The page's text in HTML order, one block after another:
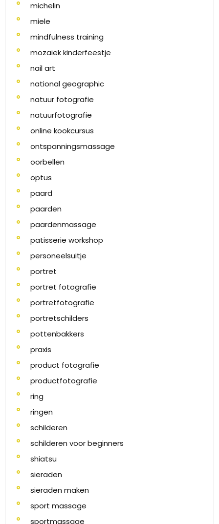
michelin
miele
mindfulness training
mozaiek kinderfeestje
nail art
national geographic
natuur fotografie
natuurfotografie
online kookcursus
ontspanningsmassage
oorbellen
optus
paard
paarden
paardenmassage
patisserie workshop
personeelsuitje
portret
portret fotografie
portretfotografie
portretschilders
pottenbakkers
praxis
product fotografie
productfotografie
ring
ringen
schilderen
schilderen voor beginners
shiatsu
sieraden
sieraden maken
sport massage
sportmassage